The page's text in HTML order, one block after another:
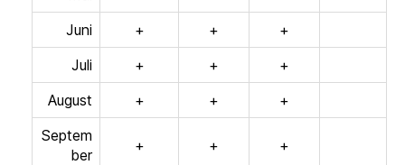
Juni
+ +
+
Juli
+ +
+
August
+ +
+
Septem
ber
+ + +